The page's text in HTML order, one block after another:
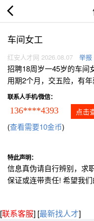
车间女工
红安人才网 2026.08.07 举报
招聘18周岁一45岁的车间
用期2个月，交五险，有
联系人手机/微信：
136****4393 点击
(查看需要10金币)
特此声明：
信息真伪请自行辨别，求
保证或连带责任! 希望我
[联系客服] [最新找人才]